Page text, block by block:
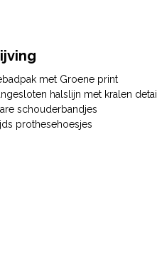
met Groene print
halslijn met kralen detail
schouderbandjes
prothesehoesjes